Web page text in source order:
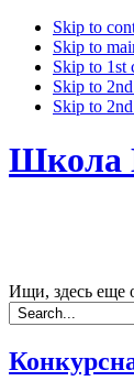
Skip to
Skip to
Skip to 1st
Skip to
Skip to
Школа
Ищи, здесь еще